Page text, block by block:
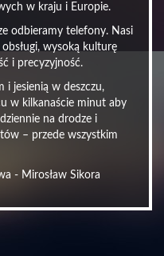
w kraju i Europie.
odbieramy telefony. Nasi
obsługi, wysoką kulturę
i precyzyjność.
i jesienią w deszczu,
w kilkanaście minut aby
na drodze i
– przede wszystkim
- Mirosław Sikora